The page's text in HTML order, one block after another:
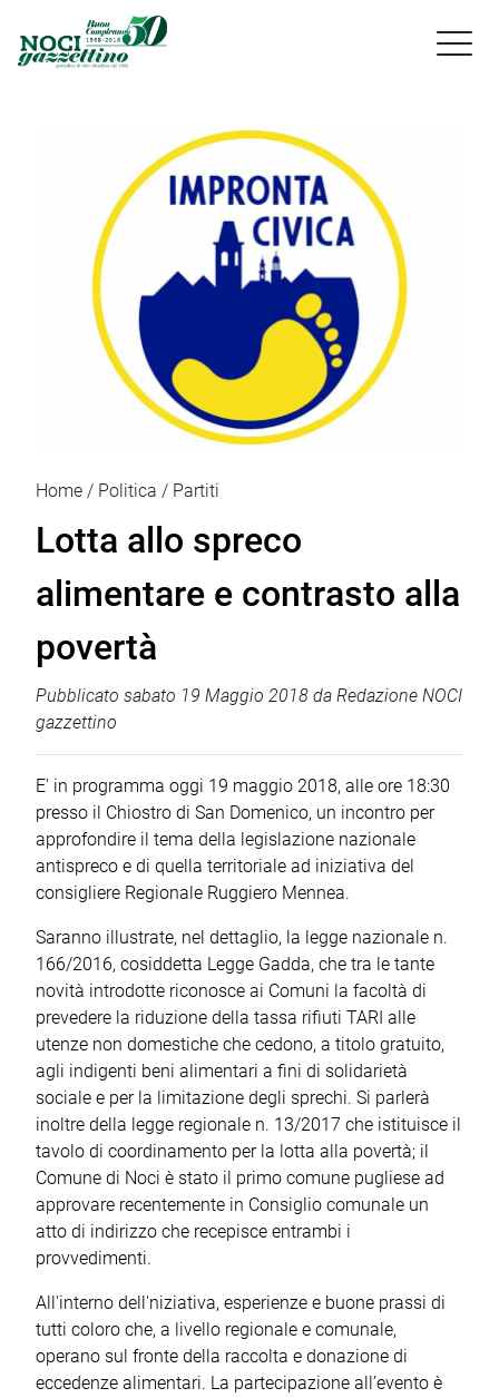

Home Politica Partiti
Lotta allo spreco
alimentare e contrasto alla
povertà
Pubblicato sabato 19 Maggio 2018 da Redazione NOCI
gazzettino
E' in programma oggi 19 maggio 2018, alle ore 18:30
presso il Chiostro di San Domenico, un incontro per
approfondire il tema della legislazione nazionale
antispreco e di quella territoriale ad iniziativa del
consigliere Regionale Ruggiero Mennea.
Saranno illustrate, nel dettaglio, la legge nazionale n.
166/2016, cosiddetta Legge Gadda, che tra le tante
novità introdotte riconosce ai Comuni la facoltà di
prevedere la riduzione della tassa rifiuti TARI alle
utenze non domestiche che cedono, a titolo gratuito,
agli indigenti beni alimentari a fini di solidarietà
sociale e per la limitazione degli sprechi. Si parlerà
inoltre della legge regionale n. 13/2017 che istituisce il
tavolo di coordinamento per la lotta alla povertà; il
Comune di Noci è stato il primo comune pugliese ad
approvare recentemente in Consiglio comunale un
atto di indirizzo che recepisce entrambi i
provvedimenti.
All'interno dell'niziativa, esperienze e buone prassi di
tutti coloro che, a livello regionale e comunale,
operano sul fronte della raccolta e donazione di
eccedenze alimentari. La partecipazione all’evento è